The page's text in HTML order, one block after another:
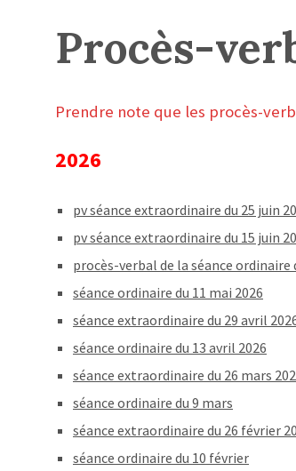
Procès-
Prendre note que les procès-
2026
pv séance extraordinaire du 25 juin
pv séance extraordinaire du 15 juin
procès-verbal de la séance ordinaire
séance ordinaire du 11 mai 2026
séance extraordinaire du 29 avril
séance ordinaire du 13 avril 2026
séance extraordinaire du 26 mars
séance ordinaire du 9 mars
séance extraordinaire du 26 février
séance ordinaire du 10 février